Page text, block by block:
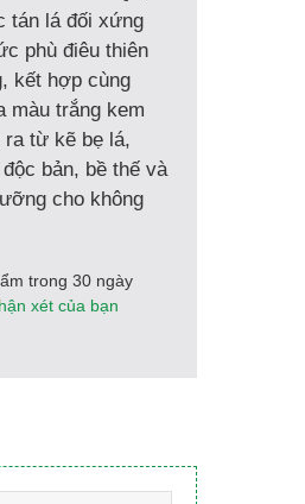
tán lá đối xứng
phù điêu thiên
kết hợp cùng
màu trắng kem
ra từ kẽ bẹ lá,
bản, bề thế và
cho không
trong 30 ngày
xét của bạn